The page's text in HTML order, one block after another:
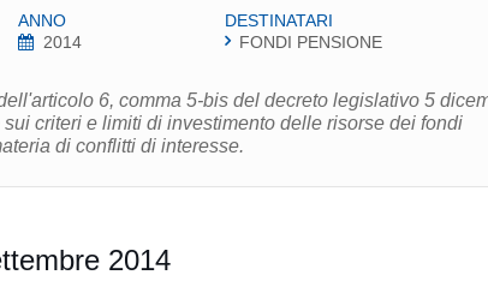
ANNO
2014
DESTINATARI
FONDI PENSIONE
del decreto legislativo 5 dicembre
in materia di conflitti di interesse.
2014